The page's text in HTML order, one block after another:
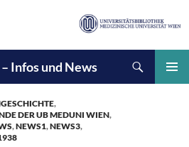
Infos und News
,
DER UB MEDUNI WIEN,
,NEWS1,NEWS3,